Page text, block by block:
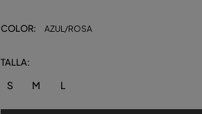
COLOR: AZUL/ROSA
TALLA:
S M L